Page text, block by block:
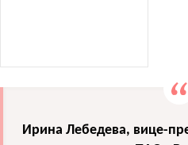
Ирина Лебедева, вице-